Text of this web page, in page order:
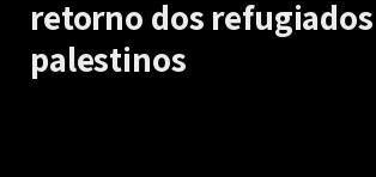
retorno dos refugiados
palestinos